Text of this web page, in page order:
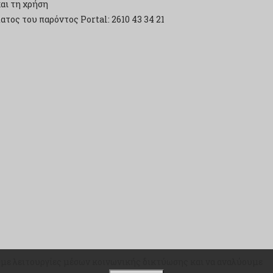
τη χρήση
του παρόντος Portal: 2610 43 34 21